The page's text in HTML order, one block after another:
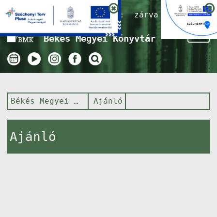
Nyitvatartás ma:zárva
Békés Megyei Könyvtár
Békés Megyei Könyvtár Ajánló
Ajánló